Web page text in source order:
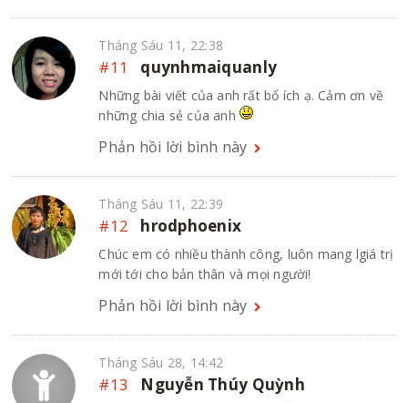
Tháng Sáu 11, 22:38
#11 quynhmaiquanly
Những bài viết của anh rất bổ ích ạ. Cảm ơn về
những chia sẻ của anh
Phản hồi lời bình này
Tháng Sáu 11, 22:39
#12 hrodphoenix
Chúc em có nhiều thành công, luôn mang lgiá trị
mới tới cho bản thân và mọi người!
Phản hồi lời bình này
Tháng Sáu 28, 14:42
#13 Nguyễn Thúy Quỳnh